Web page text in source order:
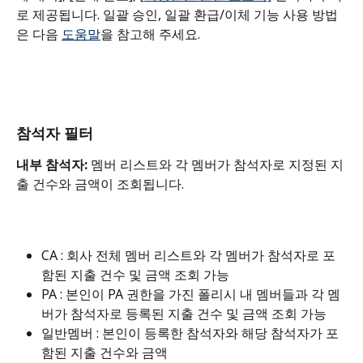
로 제공됩니다. 일괄 승인, 일괄 환급/이체 기능 사용 방법
은 다음 도움말을 참고해 주세요.
참석자 필터
내부 참석자: 멤버 리스트와 각 멤버가 참석자로 지정된 지
출 건수와 금액이 조회됩니다.
CA : 회사 전체 멤버 리스트와 각 멤버가 참석자로 포
함된 지출 건수 및 금액 조회 가능
PA : 본인이 PA 권한을 가진 폴리시 내 멤버들과 각 멤
버가 참석자로 등록된 지출 건수 및 금액 조회 가능
일반멤버 : 본인이 등록한 참석자와 해당 참석자가 포
함된 지출 건수와 금액